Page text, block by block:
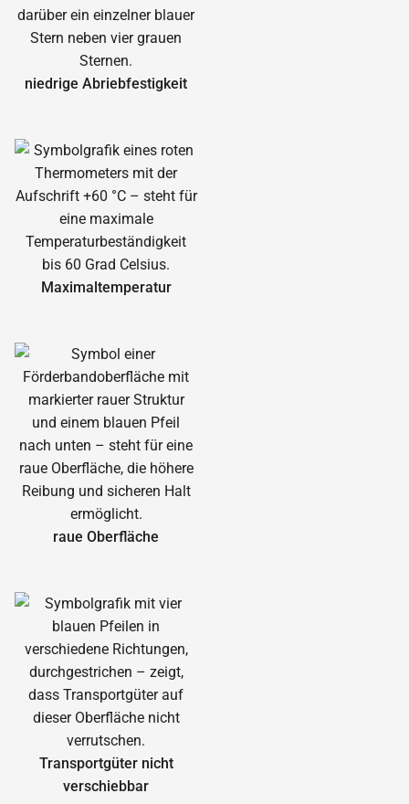
niedrige Abrieb­festigkeit
Maximal­temperatur
raue Oberfläche
Transportgüter nicht
verschiebbar